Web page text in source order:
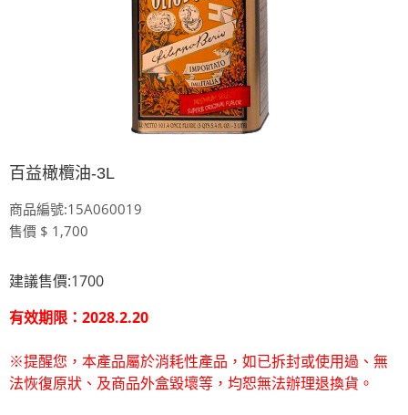
百益橄欖油-3L
商品編號:15A060019
售價 $ 1,700
建議售價:1700
有效期限：2028.2.20
※提醒您，本產品屬於消耗性產品，如已拆封或使用過、無
法恢復原狀、及商品外盒毀壞等，均恕無法辦理退換貨。